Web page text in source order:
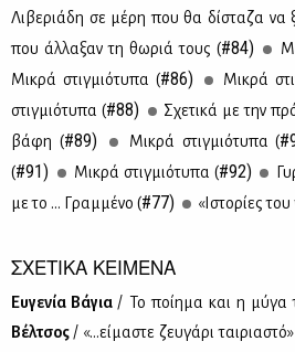
Λι­βε­ριά­δη σε μέ­ρη που θα δί­στα­ζα να
που άλ­λα­ξαν τη θω­ριά τους (#84)
Μι­κρά στιγ­μιό­τυ­πα (#86) Μι­κρά
στιγ­μιό­τυ­πα (#88)
Σχε­τι­κά με την
βά­φη (#89) Μι­κρά στιγ­μιό­τυ­πα (
(#91) Μι­κρά στιγ­μιό­τυ­πα (#92)
με το … Γραμ­μέ­νο (#77) «Ιστο­ρί­ες
ΣΧΕΤΙΚΑ ΚΕΙΜΕΝΑ
Ευ­γε­νία Βά­για/ To ποί­η­μα και η μύ­γα
Βέλ­τσος/ «…εί­μα­στε ζευ­γά­ρι ται­ρια­στό»